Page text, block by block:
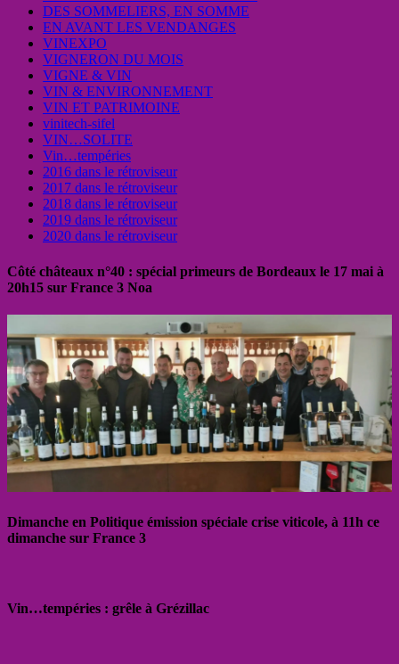
DES SOMMELIERS, EN SOMME
EN AVANT LES VENDANGES
VINEXPO
VIGNERON DU MOIS
VIGNE & VIN
VIN & ENVIRONNEMENT
VIN ET PATRIMOINE
vinitech-sifel
VIN…SOLITE
Vin…tempéries
2016 dans le rétroviseur
2017 dans le rétroviseur
2018 dans le rétroviseur
2019 dans le rétroviseur
2020 dans le rétroviseur
Côté châteaux n°40 : spécial primeurs de Bordeaux le 17 mai à
20h15 sur France 3 Noa
Dimanche en Politique émission spéciale crise viticole, à 11h ce
dimanche sur France 3
Vin…tempéries : grêle à Grézillac